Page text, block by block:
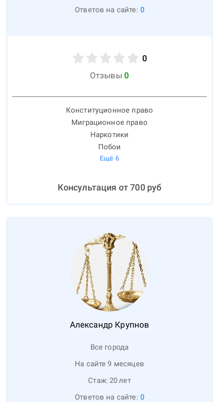
Ответов на сайте: 0
0
Отзывы 0
Конституционное право
Миграционное право
Наркотики
Побои
Ещё 6
Консультация от700руб
Александр Крупнов
Все города
На сайте 9 месяцев
Стаж: 20лет
Ответов на сайте: 0